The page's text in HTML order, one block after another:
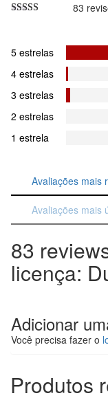
83
5 estrelas
4 estrelas
3 estrelas
2 estrelas
1 estrela
Avaliações mais
Avaliações mais
83
licença:
Adicionar
Você precisa fazer o
Produtos